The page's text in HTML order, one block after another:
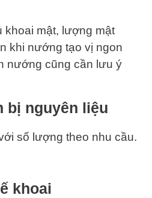
khoai mật, lượng mật
khi nướng tạo vị ngon
nướng cũng cần lưu ý
bị nguyên liệu
số lượng theo nhu cầu.
khoai